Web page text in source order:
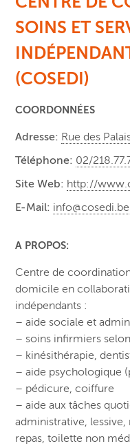
SOINS ET
(COSEDI)
COORDONNÉES
Adresse: Rue des
Téléphone: 02/
Site Web: http://
E-Mail: info@cosedi.be
A PROPOS:
Centre de
domicile en
indépendants :
– aide sociale et
– soins infirmiers
– kinésithérapie,
– aide psychologique
– pédicure, coiffure
– aide aux tâches
administrative, lessive,
repas, toilette non